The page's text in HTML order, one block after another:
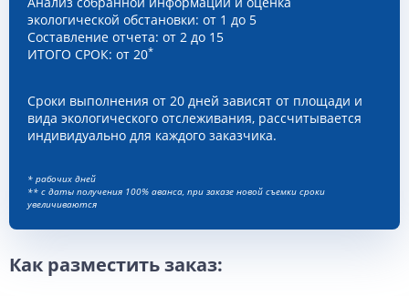
экологической обстановки: от 1 до 5
Составление отчета: от 2 до 15
ИТОГО СРОК: от 20*
Сроки выполнения от 20 дней зависят от площади и
вида экологического отслеживания, рассчитывается
индивидуально для каждого заказчика.
* рабочих дней
** с даты получения 100% аванса, при заказе новой съемки сроки
увеличиваются
Как разместить заказ: